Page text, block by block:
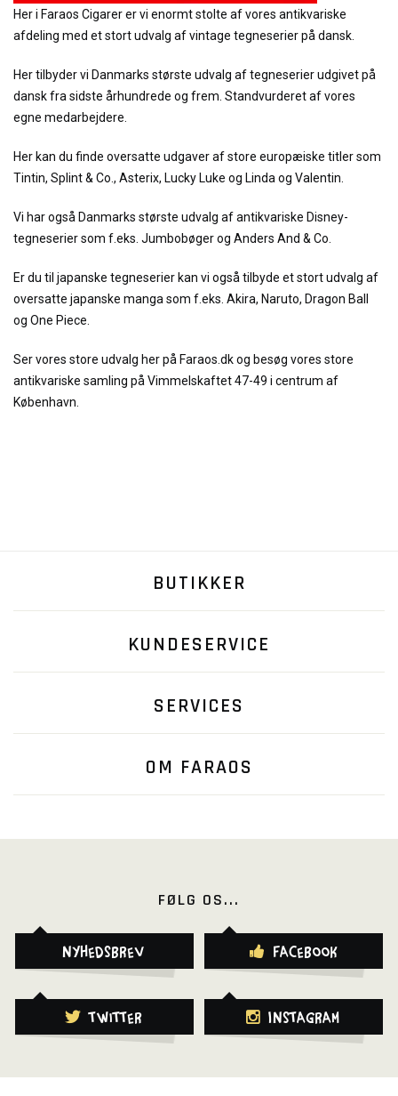
Her i Faraos Cigarer er vi enormt stolte af vores antikvariske
afdeling med et stort udvalg af vintage tegneserier på dansk.
Her tilbyder vi Danmarks største udvalg af tegneserier udgivet på
dansk fra sidste århundrede og frem. Standvurderet af vores
egne medarbejdere.
Her kan du finde oversatte udgaver af store europæiske titler som
Tintin, Splint & Co., Asterix, Lucky Luke og Linda og Valentin.
Vi har også Danmarks største udvalg af antikvariske Disney-
tegneserier som f.eks. Jumbobøger og Anders And & Co.
Er du til japanske tegneserier kan vi også tilbyde et stort udvalg af
oversatte japanske manga som f.eks. Akira, Naruto, Dragon Ball
og One Piece.
Ser vores store udvalg her på Faraos.dk og besøg vores store
antikvariske samling på Vimmelskaftet 47-49 i centrum af
København.
BUTIKKER
KUNDESERVICE
SERVICES
OM FARAOS
FØLG OS...
Nyhedsbrev Facebook
Twitter Instagram